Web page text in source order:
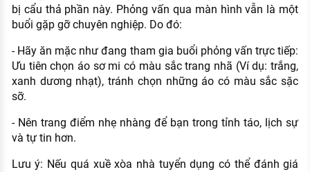
bị cẩu thả phần này. Phỏng vấn qua màn hình vẫn là một
buổi gặp gỡ chuyên nghiệp. Do đó:
- Hãy ăn mặc như đang tham gia buổi phỏng vấn trực tiếp:
Ưu tiên chọn áo sơ mi có màu sắc trang nhã (Ví dụ: trắng,
xanh dương nhạt), tránh chọn những áo có màu sắc sặc
sỡ.
- Nên trang điểm nhẹ nhàng để bạn trong tỉnh táo, lịch sự
và tự tin hơn.
Lưu ý: Nếu quá xuề xòa nhà tuyển dụng có thể đánh giá